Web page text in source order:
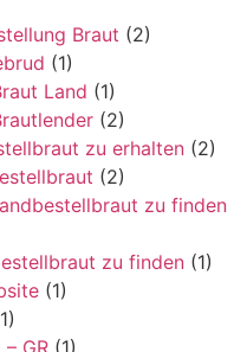
Braut (2)
(1)
Land (1)
(2)
zu erhalten (2)
(2)
zu finden
zu finden (1)
(1)